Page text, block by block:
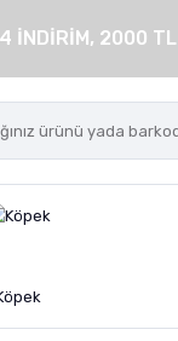
İNDİRİM, 2000